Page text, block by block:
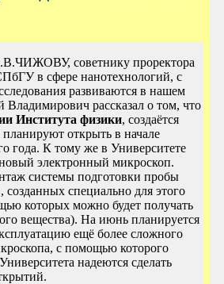
советнику проректора
в сфере нанотехнологий, с
развиваются в нашем
рассказал о том, что
Института физики, создаётся
открыть в начале
года. К тому же в Университете
электронный микроскоп.
системы подготовки пробы
специально для этого
которых можно будет получать
вещества). На июнь планируется
ещё более сложного
с помощью которого
надеются сделать